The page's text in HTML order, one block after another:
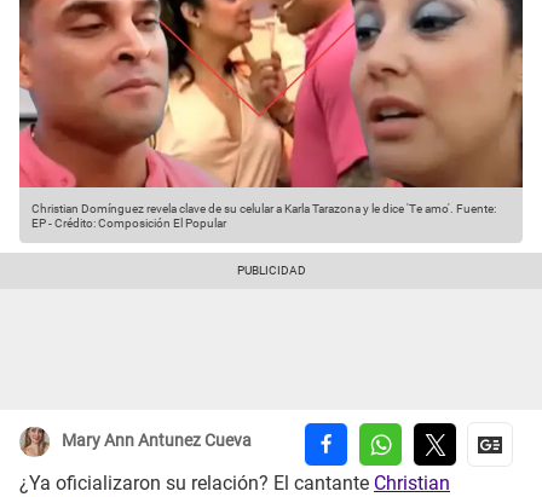
Christian Domínguez revela clave de su celular a Karla Tarazona y le dice 'Te amo'. Fuente:
EP-Crédito: Composición El Popular
Mary Ann Antunez Cueva
¿Ya oficializaron su relación? El cantante Christian